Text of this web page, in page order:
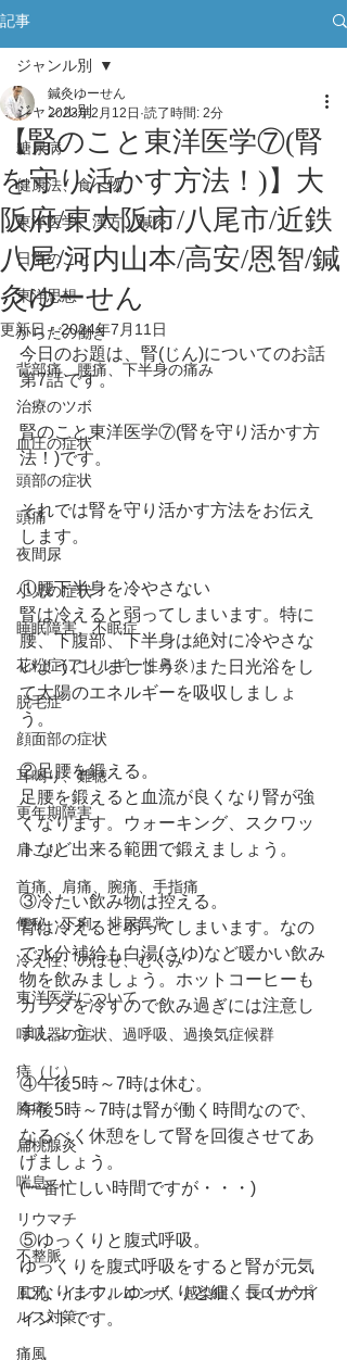
記事
ジャンル別
糖尿病
健康法、食べ物
東洋医学、漢方、鍼灸
日常のこと
東洋思想
からだの働き
背部痛、腰痛、下半身の痛み
治療のツボ
血圧の症状
頭部の症状
頭痛
夜間尿
小児の症状
睡眠障害、不眠症
花粉症(アレルギー性鼻炎）
脱毛症
顔面部の症状
耳鳴り、難聴
更年期障害
肩こり
首痛、肩痛、腕痛、手指痛
便秘、下痢、排尿異常
冷え性、のぼせ、むくみ
東洋医学について
呼吸器の症状、過呼吸、過換気症候群
痔（じ）
膝痛
扁桃腺炎
喘息
リウマチ
不整脈
風邪、インフルエンザ、感染症、コロナウイ
ルス対策
痛風
ジャンル別
【腎のこと東洋医学⑦(腎
を守り活かす方法！)】大
阪府/東大阪市/八尾市/近鉄
八尾/河内山本/高安/恩智/鍼
灸ゆーせん
鍼灸ゆーせん
2023年2月12日 読了時間: 2分
更新日：2024年7月11日
今日のお題は、腎(じん)についてのお話
第7話です。
腎のこと東洋医学⑦(腎を守り活かす方
法！)です。
それでは腎を守り活かす方法をお伝え
します。
①腰下半身を冷やさない
腎は冷えると弱ってしまいます。特に
腰、下腹部、下半身は絶対に冷やさな
いようにしましょう。また日光浴をし
て太陽のエネルギーを吸収しましょ
う。
②足腰を鍛える。
足腰を鍛えると血流が良くなり腎が強
くなります。ウォーキング、スクワッ
トなど出来る範囲で鍛えましょう。
③冷たい飲み物は控える。
腎は冷えると弱ってしまいます。なの
で水分補給も白湯(さゆ)など暖かい飲み
物を飲みましょう。ホットコーヒーも
カラダを冷すので飲み過ぎには注意し
ましょう。
④午後5時～7時は休む。
午後5時～7時は腎が働く時間なので、
なるべく休憩をして腎を回復させてあ
げましょう。
(一番忙しい時間ですが・・・)
⑤ゆっくりと腹式呼吸。
ゆっくりを腹式呼吸をすると腎が元気
になります。ゆっくりと細く長くがポ
イントです。